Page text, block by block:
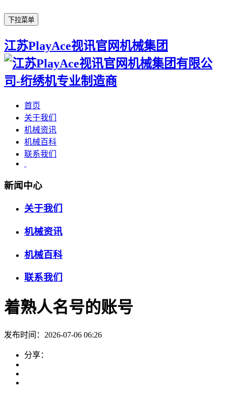
下拉菜单
江苏PlayAce视讯官网机械集团
首页
关于我们
机械资讯
机械百科
联系我们
新闻中心
关于我们
机械资讯
机械百科
联系我们
着熟人名号的账号
发布时间：2026-07-06 06:26
分享：